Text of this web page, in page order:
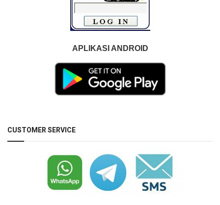
APLIKASI ANDROID
CUSTOMER SERVICE